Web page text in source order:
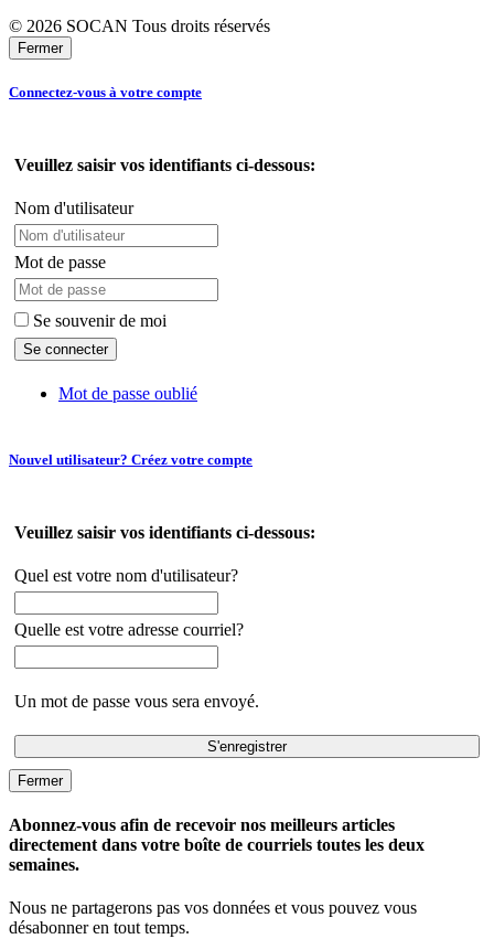
© 2026 SOCAN Tous droits réservés
Fermer
Connectez-vous à votre compte
Veuillez saisir vos identifiants ci-dessous:
Nom d'utilisateur
Mot de passe
Se souvenir de moi
Mot de passe oublié
Nouvel utilisateur? Créez votre compte
Veuillez saisir vos identifiants ci-dessous:
Quel est votre nom d'utilisateur?
Quelle est votre adresse courriel?
Un mot de passe vous sera envoyé.
Fermer
Abonnez-vous afin de recevoir nos meilleurs articles
directement dans votre boîte de courriels toutes les deux
semaines.
Nous ne partagerons pas vos données et vous pouvez vous
désabonner en tout temps.